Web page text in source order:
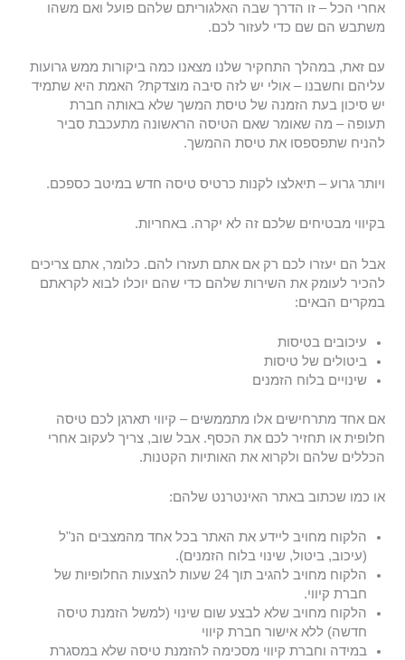
אחרי הכל – זו הדרך שבה האלגוריתם שלהם פועל ואם משהו
משתבש הם שם כדי לעזור לכם.
עם זאת, במהלך התחקיר שלנו מצאנו כמה ביקורות ממש גרועות
עליהם וחשבנו – אולי יש לזה סיבה מוצדקת? האמת היא שתמיד
יש סיכון בעת הזמנה של טיסת המשך שלא באותה חברת
תעופה – מה שאומר שאם הטיסה הראשונה מתעכבת סביר
להניח שתפספסו את טיסת ההמשך.
ויותר גרוע – תיאלצו לקנות כרטיס טיסה חדש במיטב כספכם.
בקיווי מבטיחים שלכם זה לא יקרה. באחריות.
אבל הם יעזרו לכם רק אם אתם תעזרו להם. כלומר, אתם צריכים
להכיר לעומק את השירות שלהם כדי שהם יוכלו לבוא לקראתם
במקרים הבאים:
עיכובים בטיסות
ביטולים של טיסות
שינויים בלוח הזמנים
אם אחד מתרחישים אלו מתממשים – קיווי תארגן לכם טיסה
חלופית או תחזיר לכם את הכסף. אבל שוב, צריך לעקוב אחרי
הכללים שלהם ולקרוא את האותיות הקטנות.
או כמו שכתוב באתר האינטרנט שלהם:
הלקוח מחויב ליידע את האתר בכל אחד מהמצבים הנ"ל
(עיכוב, ביטול, שינוי בלוח הזמנים).
הלקוח מחויב להגיב תוך 24 שעות להצעות החלופיות של
חברת קיווי.
הלקוח מחויב שלא לבצע שום שינוי (למשל הזמנת טיסה
חדשה) ללא אישור חברת קיווי
במידה וחברת קיווי מסכימה להזמנת טיסה שלא במסגרת